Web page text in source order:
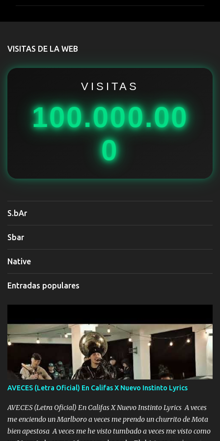
t
VISITAS DE LA WEB
VISITAS
100.000.00
0
S.bAr
Sbar
Native
Entradas populares
AVECES (Letra Oficial) En Califas X Nuevo Instinto Lyrics
AVECES (Letra Oficial) En Califas X Nuevo Instinto Lyrics A veces
me enciendo un Marlboro a veces me prendo un churrito de Mota
bien apestosa A veces me he visto tumbado a veces me visto como